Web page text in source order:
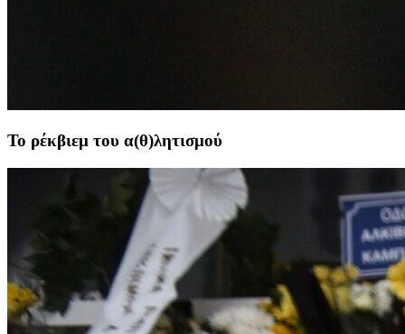
Το ρέκβιεμ του α(θ)λητισμού